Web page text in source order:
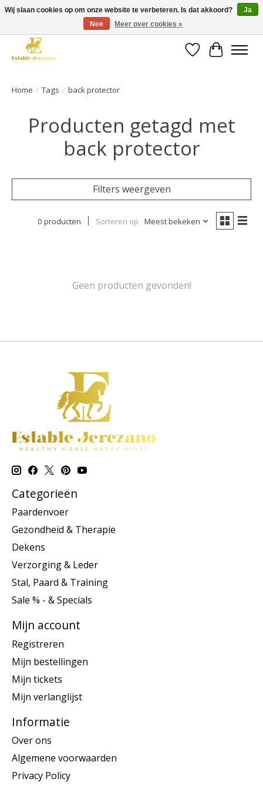
Gratis verzending vanaf €49 op een groot deel van ons assortiment
Verlanglijst
Home / Tags / back protector
Producten getagd met
back protector
Filters weergeven
0 producten Sorteren op Meest bekeken
Geen producten gevonden!
Categorieën
Paardenvoer
Gezondheid & Therapie
Dekens
Verzorging & Leder
Stal, Paard & Training
Sale % - & Specials
Mijn account
Registreren
Mijn bestellingen
Mijn tickets
Mijn verlanglijst
Informatie
Over ons
Algemene voorwaarden
Privacy Policy
Wij slaan cookies op om onze website te verbeteren. Is dat akkoord?
Ja
Nee
Meer over cookies »